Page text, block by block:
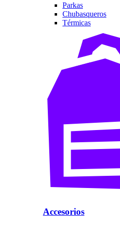
Parkas
Chubasqueros
Térmicas
Accesorios